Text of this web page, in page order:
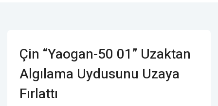
Çin “Yaogan-50 01” Uzaktan
Algılama Uydusunu Uzaya
Fırlattı